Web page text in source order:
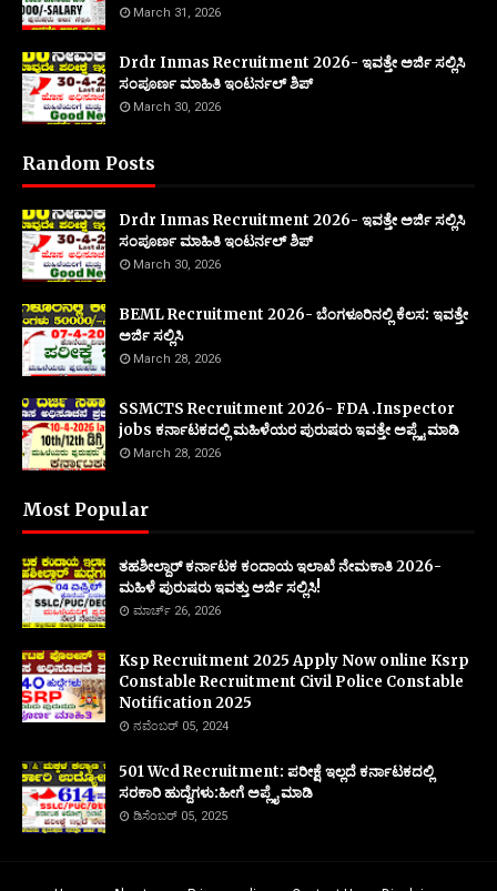
March 31, 2026
Drdr Inmas Recruitment 2026- ಇವತ್ತೇ ಅರ್ಜಿ ಸಲ್ಲಿಸಿ
ಸಂಪೂರ್ಣ ಮಾಹಿತಿ ಇಂಟರ್ನಲ್ ಶಿಪ್
March 30, 2026
Random Posts
Drdr Inmas Recruitment 2026- ಇವತ್ತೇ ಅರ್ಜಿ ಸಲ್ಲಿಸಿ
ಸಂಪೂರ್ಣ ಮಾಹಿತಿ ಇಂಟರ್ನಲ್ ಶಿಪ್
March 30, 2026
BEML Recruitment 2026- ಬೆಂಗಳೂರಿನಲ್ಲಿ ಕೆಲಸ: ಇವತ್ತೇ
ಅರ್ಜಿ ಸಲ್ಲಿಸಿ
March 28, 2026
SSMCTS Recruitment 2026- FDA .Inspector
jobs ಕರ್ನಾಟಕದಲ್ಲಿ ಮಹಿಳೆಯರ ಪುರುಷರು ಇವತ್ತೇ ಅಪ್ಲೈ ಮಾಡಿ
March 28, 2026
Most Popular
ತಹಶೀಲ್ದಾರ್ ಕರ್ನಾಟಕ ಕಂದಾಯ ಇಲಾಖೆ ನೇಮಕಾತಿ 2026-
ಮಹಿಳೆ ಪುರುಷರು ಇವತ್ತು ಅರ್ಜಿ ಸಲ್ಲಿಸಿ!
ಮಾರ್ಚ್ 26, 2026
Ksp Recruitment 2025 Apply Now online Ksrp
Constable Recruitment Civil Police Constable
Notification 2025
ನವೆಂಬರ್ 05, 2024
501 Wcd Recruitment: ಪರೀಕ್ಷೆ ಇಲ್ಲದೆ ಕರ್ನಾಟಕದಲ್ಲಿ
ಸರಕಾರಿ ಹುದ್ದೆಗಳು:ಹೀಗೆ ಅಪ್ಲೈ ಮಾಡಿ
ಡಿಸೆಂಬರ್ 05, 2025